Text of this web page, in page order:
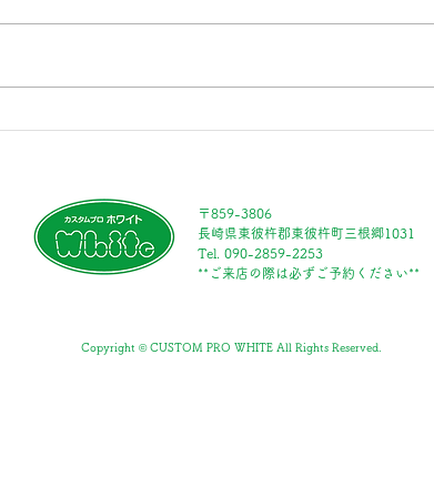
りました。私は暑さを避けるた
を補給して、疲れたら休む。 そ
んなふうにしてなんとか乗り切り
ました。...
〒859-3806
長崎県東彼杵郡東彼杵町三根郷1031
Tel. 090-2859-2253
​**ご来店の際は必ずご予約ください**
Copyright © CUSTOM PRO WHITE All Rights Reserved.